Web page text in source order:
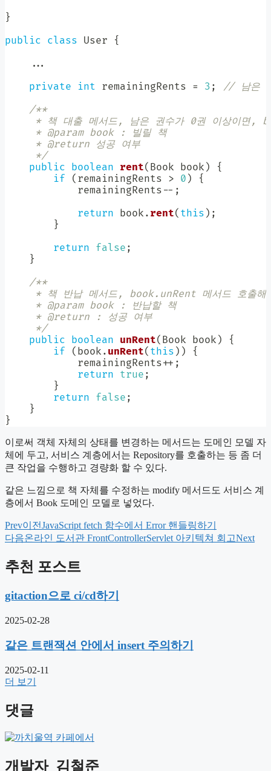
}
public class User
{
...
private
int remainingRents = 3 ;
// 남은
/**
* 책 대출 메서드, 남은 권수가 0권 이상이면,
     * @param book : 빌릴 책
     * @return 성공 여부
     */
public boolean rent( Book book )
{
if
( remainingRents > 0 )
{
            remainingRents
-- ;
return book . rent( this ) ;
}
return false ;
}
/**
* 책 반납 메서드, book.unRent 메서드 호출해
     * @param book : 반납할 책
     * @return : 성공 여부
     */
public boolean unRent( Book book )
{
if
( book . unRent( this ) )
{
            remainingRents
++ ;
return true ;
}
return false ;
}
}
이로써 객체 자체의 상태를 변경하는 메서드는 도메인 모델 자
체에 두고, 서비스 계층에서는 Repository를 호출하는 등 좀 더
큰 작업을 수행하고 경량화 할 수 있다.
같은 느낌으로 책 자체를 수정하는 modify 메서드도 서비스 계
층에서 Book 도메인 모델로 넣었다.
Prev이전JavaScript fetch 함수에서 Error 핸들링하기
다음온라인 도서관 FrontControllerServlet 아키텍쳐 회고Next
추천 포스트
gitaction으로 ci/cd하기
2025-02-28
같은 트랜잭션 안에서 insert 주의하기
2025-02-11
더 보기
댓글
개발자 김철준